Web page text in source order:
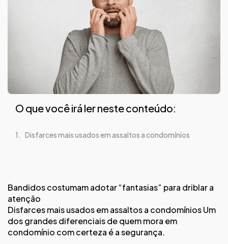
O que você irá ler neste conteúdo:
Disfarces mais usados em assaltos a condomínios
Bandidos costumam adotar “fantasias” para driblar a
atenção
Disfarces mais usados em assaltos a condomínios Um
dos grandes diferenciais de quem mora em
condomínio com certeza é a segurança.